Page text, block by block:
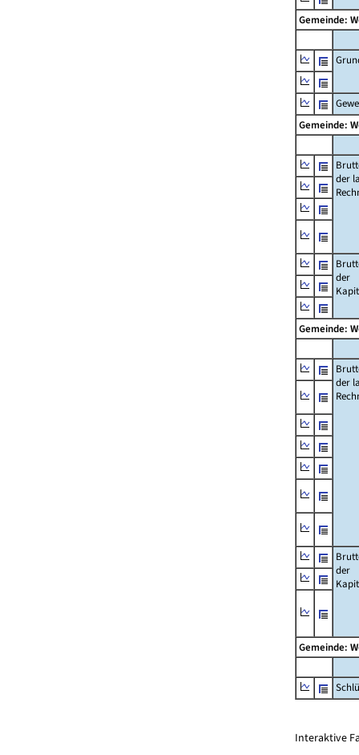
Gemeinde:
Gemeinde:
der
der
Gemeinde:
der
der
Gemeinde:
Interaktive